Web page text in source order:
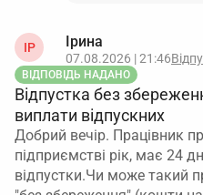
ІР Ірина
07.08.2026 | 21:46
ВІДПОВІДЬ НАДАНО
Відпустка без
виплати відпускних
Добрий вечір. Працівник
підприємстві рік, має 24
відпустки.Чи може такий